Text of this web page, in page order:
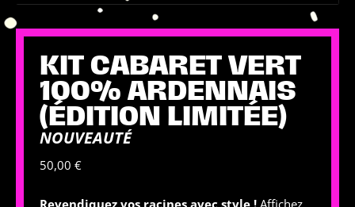
KIT CABARET VERT
100% ARDENNAIS
(ÉDITION LIMITÉE)
NOUVEAUTÉ
50,00 €
Revendiquez vos racines avec style ! Affichez